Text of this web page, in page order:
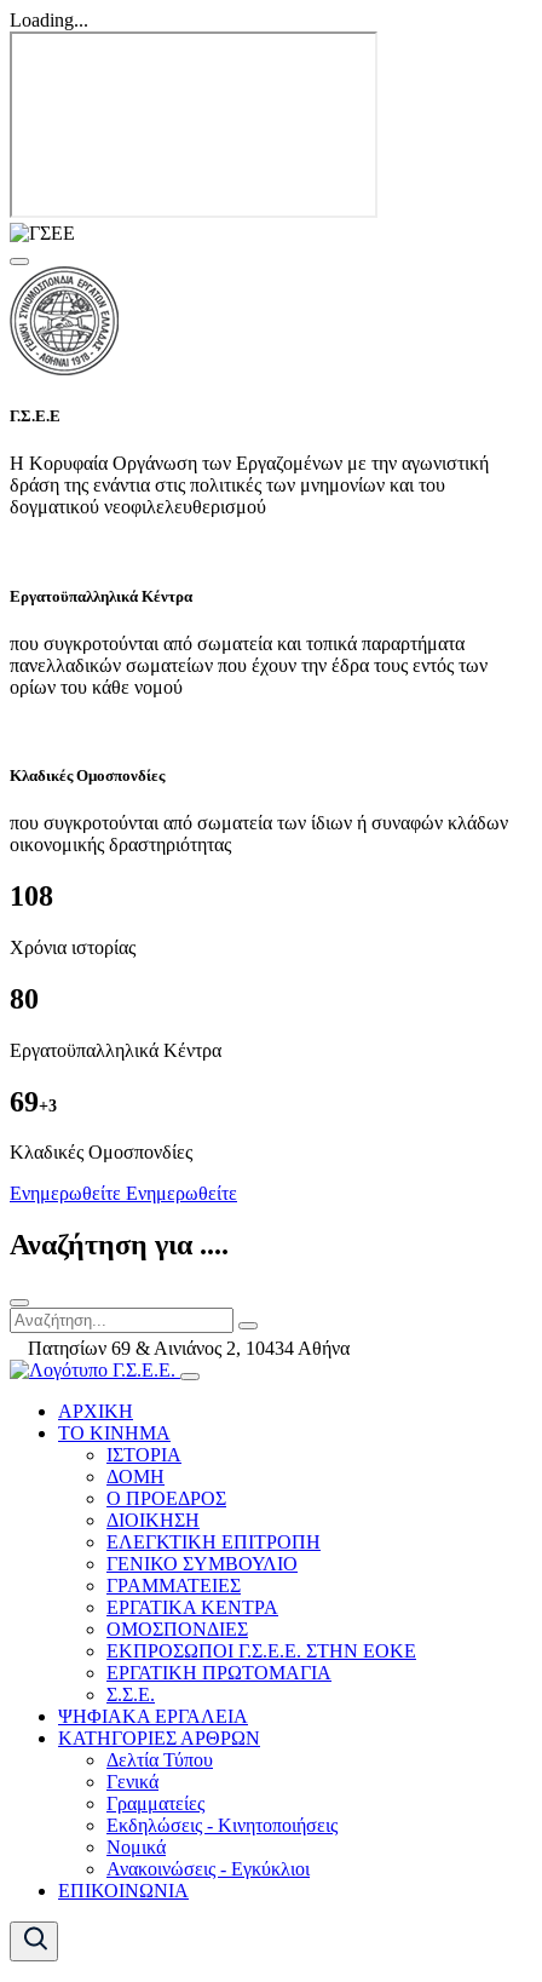
Loading...
Γ.Σ.Ε.Ε
Η Κορυφαία Οργάνωση των Εργαζομένων με την αγωνιστική
δράση της ενάντια στις πολιτικές των μνημονίων και του
δογματικού νεοφιλελευθερισμού
Εργατοϋπαλληλικά Κέντρα
που συγκροτούνται από σωματεία και τοπικά παραρτήματα
πανελλαδικών σωματείων που έχουν την έδρα τους εντός των
ορίων του κάθε νομού
Κλαδικές Ομοσπονδίες
που συγκροτούνται από σωματεία των ίδιων ή συναφών κλάδων
οικονομικής δραστηριότητας
108
Χρόνια ιστορίας
80
Εργατοϋπαλληλικά Κέντρα
69+3
Kλαδικές Ομοσπονδίες
Ενημερωθείτε Ενημερωθείτε
Αναζήτηση για ....
Πατησίων 69 & Αινιάνος 2, 10434 Αθήνα
ΑΡΧΙΚΗ
ΤΟ ΚΙΝΗΜΑ
ΙΣΤΟΡΙΑ
ΔΟΜΗ
Ο ΠΡΟΕΔΡΟΣ
ΔΙΟΙΚΗΣΗ
ΕΛΕΓΚΤΙΚΗ ΕΠΙΤΡΟΠΗ
ΓΕΝΙΚΟ ΣΥΜΒΟΥΛΙΟ
ΓΡΑΜΜΑΤΕΙΕΣ
ΕΡΓΑΤΙΚΑ ΚΕΝΤΡΑ
ΟΜΟΣΠΟΝΔΙΕΣ
ΕΚΠΡΟΣΩΠΟΙ Γ.Σ.Ε.Ε. ΣΤΗΝ ΕΟΚΕ
ΕΡΓΑΤΙΚΗ ΠΡΩΤΟΜΑΓΙΑ
Σ.Σ.Ε.
ΨΗΦΙΑΚΑ ΕΡΓΑΛΕΙΑ
ΚΑΤΗΓΟΡΙΕΣ ΑΡΘΡΩΝ
Δελτία Τύπου
Γενικά
Γραμματείες
Εκδηλώσεις - Κινητοποιήσεις
Νομικά
Ανακοινώσεις - Εγκύκλιοι
ΕΠΙΚΟΙΝΩΝΙΑ